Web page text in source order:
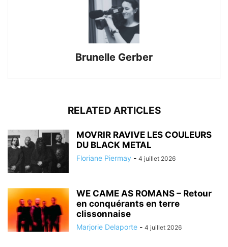
Brunelle Gerber
RELATED ARTICLES
MOVRIR RAVIVE LES COULEURS
DU BLACK METAL
Floriane Piermay - 4 juillet 2026
WE CAME AS ROMANS – Retour
en conquérants en terre
clissonnaise
Marjorie Delaporte - 4 juillet 2026